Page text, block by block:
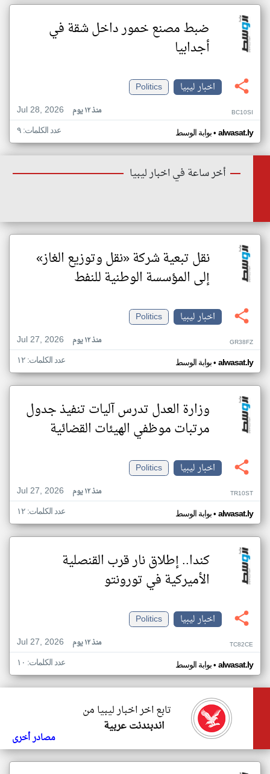
ضبط مصنع خمور داخل شقة في
أجدابيا
اخبار ليبيا
Politics
Jul 28, 2026
منذ ١٢ يوم BC10SI
بوابة الوسط• alwasat.ly عدد الكلمات: ٩
أخر ساعة في اخبار ليبيا
نقل تبعية شركة «نقل وتوزيع الغاز»
إلى المؤسسة الوطنية للنفط
اخبار ليبيا
Politics
Jul 27, 2026
منذ ١٢ يوم GR38FZ
بوابة الوسط• alwasat.ly عدد الكلمات: ١٢
وزارة العدل تدرس آليات تنفيذ جدول
مرتبات موظفي الهيئات القضائية
اخبار ليبيا
Politics
Jul 27, 2026
منذ ١٢ يوم TR10ST
بوابة الوسط• alwasat.ly عدد الكلمات: ١٢
كندا.. إطلاق نار قرب القنصلية
الأميركية في تورونتو
اخبار ليبيا
Politics
Jul 27, 2026
منذ ١٢ يوم TC82CE
بوابة الوسط• alwasat.ly عدد الكلمات: ١٠
تابع اخر اخبار ليبيا من
اندبندنت عربية
مصادر أخرى